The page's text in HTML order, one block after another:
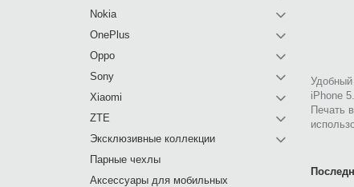
iPhone
Печать
Nokia
OnePlus
Oppo
Sony
Xiaomi
ZTE
Эксклюзивные коллекции
Парные чехлы
Аксессуары для мобильных